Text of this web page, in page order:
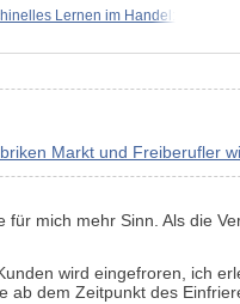
Lernen im Handel:
Markt und Freiberufler
mich mehr Sinn. Als die
wird eingefroren, ich
ab dem Zeitpunkt des